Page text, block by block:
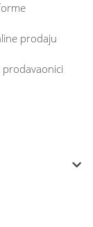
prodaju